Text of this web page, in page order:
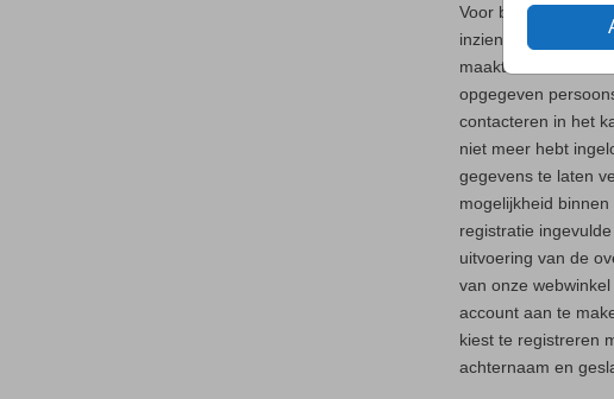
Voor bepaalde
inzien van eerdere
maakt u een
opgegeven
contacteren in het
niet meer hebt
gegevens te laten
mogelijkheid
registratie
uitvoering van de
van onze
account aan te
kiest te registreren
achternaam en